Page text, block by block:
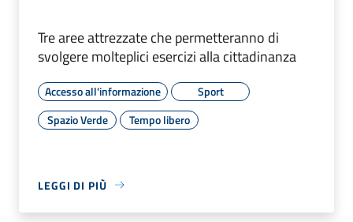
Tre aree attrezzate che permetteranno di
svolgere molteplici esercizi alla cittadinanza
Accesso all'informazione
Sport
Spazio Verde
Tempo libero
LEGGI DI PIÙ